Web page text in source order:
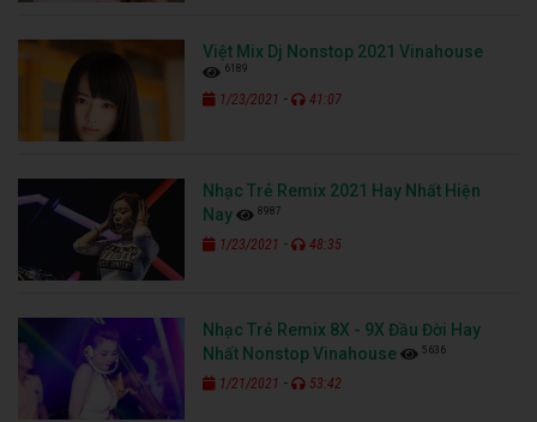
Việt Mix Dj Nonstop 2021 Vinahouse
6189
1/23/2021 - 41:07
Nhạc Trẻ Remix 2021 Hay Nhất Hiện
Nay
8987
1/23/2021 - 48:35
Nhạc Trẻ Remix 8X - 9X Đầu Đời Hay
Nhất Nonstop Vinahouse
5636
1/21/2021 - 53:42